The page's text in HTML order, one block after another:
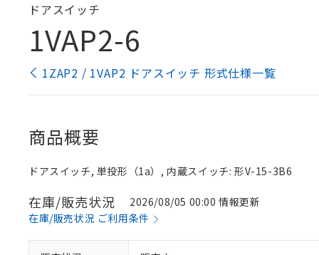
ドアスイッチ
1VAP2-6
1ZAP2 / 1VAP2 ドアスイッチ 形式仕様一覧
商品概要
ドアスイッチ, 単投形（1a）, 内蔵スイッチ: 形V-15-3B6
在庫/販売状況
2026/08/05 00:00 情報更新
在庫/販売状況 ご利用条件